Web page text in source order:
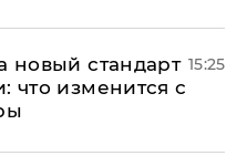
новый стандарт
что изменится с
15:25